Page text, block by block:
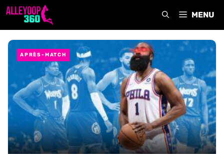
Aller
MENU
APRÈS-MATCH